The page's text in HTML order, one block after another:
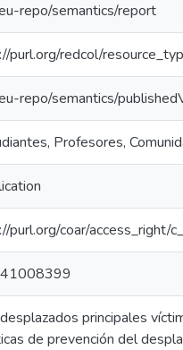
repo/semantics/report
purl.org/redcol/
repo/semantics/
Profesores,
purl.org/coar/access_right/
principales
de prevención del